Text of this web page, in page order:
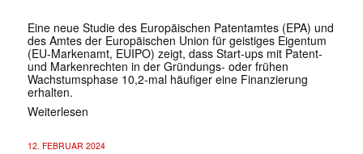
Eine neue Studie des Europäischen Patentamtes (EPA) und
des Amtes der Europäischen Union für geistiges Eigentum
(EU-Markenamt, EUIPO) zeigt, dass Start-ups mit Patent-
und Markenrechten in der Gründungs- oder frühen
Wachstumsphase 10,2-mal häufiger eine Finanzierung
erhalten.
Weiterlesen
12. FEBRUAR 2024